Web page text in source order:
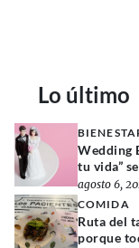
Lo último
Wedding
tu vida”
agosto 6,
COMIDA
Ruta del
porque